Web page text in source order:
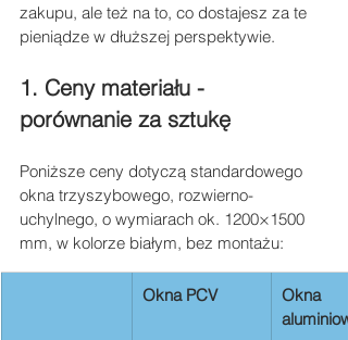
zakupu, ale też na to, co dostajesz za te
pieniądze w dłuższej perspektywie.
1. Ceny materiału -
porównanie za sztukę
Poniższe ceny dotyczą standardowego
okna trzyszybowego, rozwierno-
uchylnego, o wymiarach ok. 1200×1500
mm, w kolorze białym, bez montażu:
Okna PCV
Okna